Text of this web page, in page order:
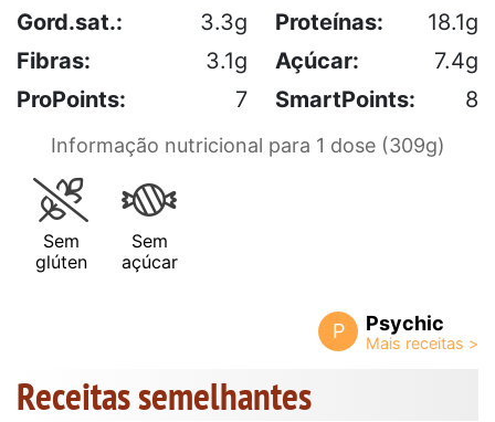
Gord.sat.:
3.3g Proteínas:
18.1g
Fibras:
3.1g Açúcar:
7.4g
ProPoints:
7 SmartPoints: 8
Informação nutricional para 1 dose (309g)
Sem
glúten
Sem
açúcar
P Psychic
Receitas semelhantes